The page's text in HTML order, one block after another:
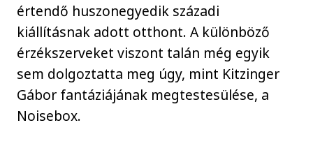
értendő huszonegyedik századi
kiállításnak adott otthont. A különböző
érzékszerveket viszont talán még egyik
sem dolgoztatta meg úgy, mint Kitzinger
Gábor fantáziájának megtestesülése, a
Noisebox.